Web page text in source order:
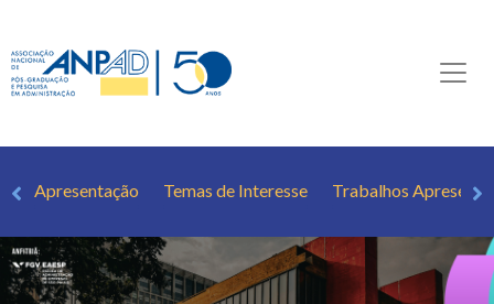
Apresentação Temas de Interesse Trabalhos